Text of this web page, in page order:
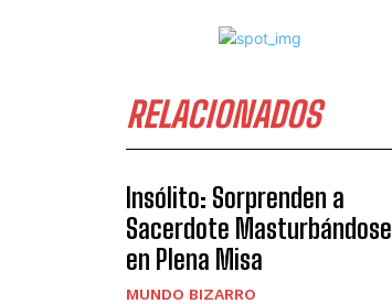
RELACIONADOS
Insólito: Sorprenden a
Sacerdote Masturbándose
en Plena Misa
MUNDO BIZARRO